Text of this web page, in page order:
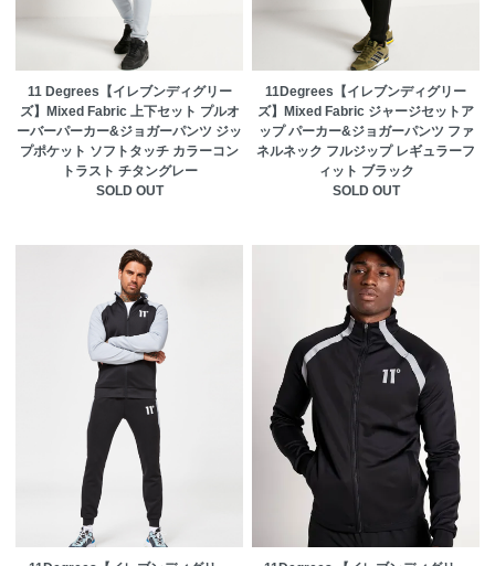
11 Degrees【イレブンディグリー
ズ】Mixed Fabric 上下セット プルオ
ーバーパーカー&ジョガーパンツ ジッ
プポケット ソフトタッチ カラーコン
トラスト チタングレー
SOLD OUT
11Degrees【イレブンディグリー
ズ】Mixed Fabric ジャージセットア
ップ パーカー&ジョガーパンツ ファ
ネルネック フルジップ レギュラーフ
ィット ブラック
SOLD OUT